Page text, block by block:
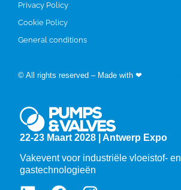
22-23 Maart 2028 | Antwerp Expo
Vakevent voor industriële vloeistof- en
gastechnologieën
Privacy Policy
Cookie Policy
General conditions
© All rights reserved – Made with ❤